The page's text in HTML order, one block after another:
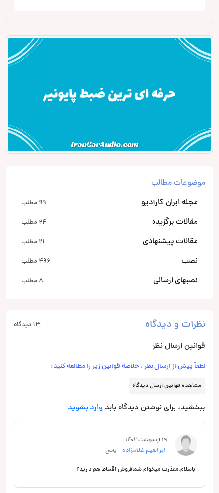
موضوعات مطالب
مجله ایران کارآدیو
99 مطلب
مقالات برگزیده 24 مطلب
مقالات پیشنهادی 21 مطلب
نصب 496 مطلب
نصبهای ارسالی 8 مطلب
نظرات و دیدگاه 13 دیدگاه
قوانین ارسال نظر
لطفاً پیش از ارسال نظر ، خلاصه قوانین زیر را مطالعه کنید:
مشاهده قوانین ارسال دیدگاه
ببخشید، برای نوشتن دیدگاه باید وارد بشوید
19 اردیبهشت 1402
ابراهیم غلامزاده پاسخ
باسلام.معذرت میخوام شمافروش اقساط هم دارید؟